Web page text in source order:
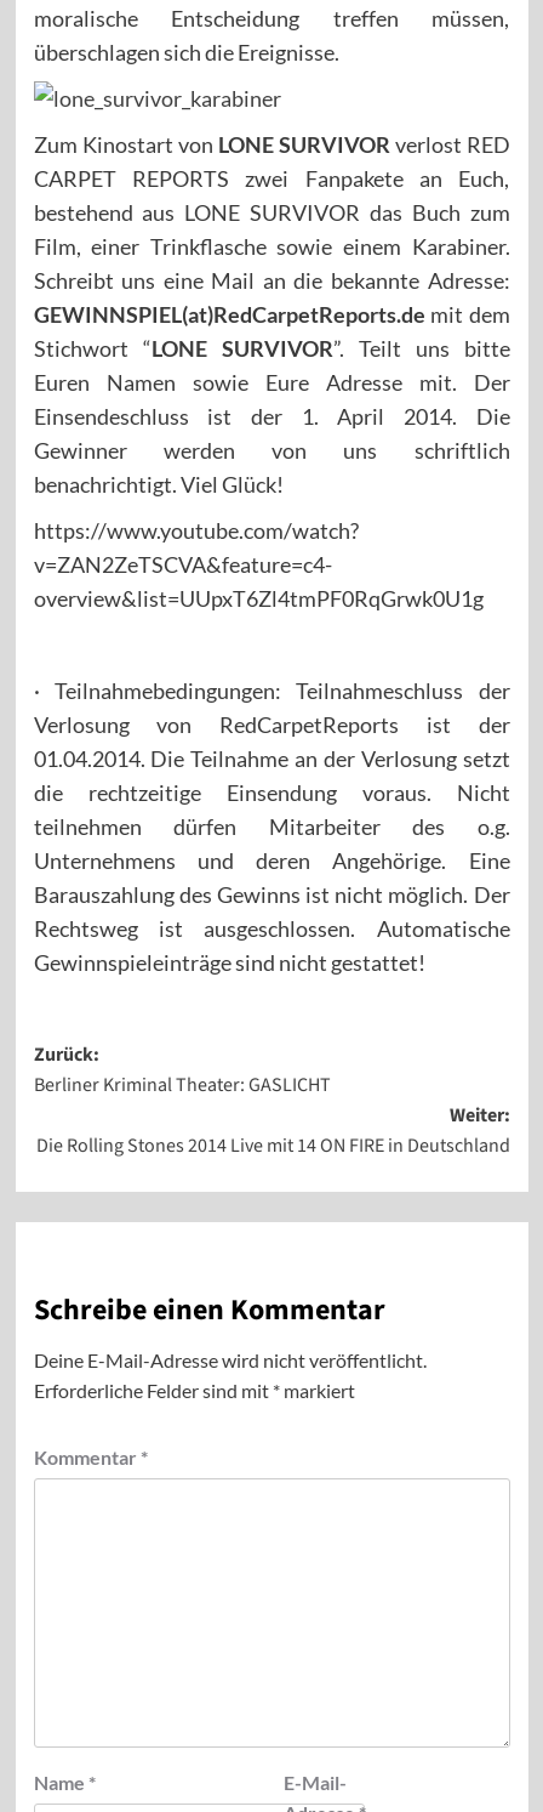
moralische Entscheidung treffen müssen,
überschlagen sich die Ereignisse.
Zum Kinostart von LONE SURVIVORverlost RED
CARPET REPORTS zwei Fanpakete an Euch,
bestehend aus LONE SURVIVOR das Buch zum
Film, einer Trinkflasche sowie einem Karabiner.
Schreibt uns eine Mail an die bekannte Adresse:
GEWINNSPIEL(at)RedCarpetReports.de mit dem
Stichwort “LONE SURVIVOR”. Teilt uns bitte
Euren Namen sowie Eure Adresse mit. Der
Einsendeschluss ist der 1. April 2014. Die
Gewinner werden von uns schriftlich
benachrichtigt. Viel Glück!
https://www.youtube.com/watch?
v=ZAN2ZeTSCVA&feature=c4-
overview&list=UUpxT6Zl4tmPF0RqGrwk0U1g
· Teilnahmebedingungen: Teilnahmeschluss der
Verlosung von RedCarpetReports ist der
01.04.2014. Die Teilnahme an der Verlosung setzt
die rechtzeitige Einsendung voraus. Nicht
teilnehmen dürfen Mitarbeiter des o.g.
Unternehmens und deren Angehörige. Eine
Barauszahlung des Gewinns ist nicht möglich. Der
Rechtsweg ist ausgeschlossen. Automatische
Gewinnspieleinträge sind nicht gestattet!
Beitragsnavigation
Zurück:
Berliner Kriminal Theater: GASLICHT
Weiter:
Die Rolling Stones 2014 Live mit 14 ON FIRE in Deutschland
Schreibe einen Kommentar
Deine E-Mail-Adresse wird nicht veröffentlicht.
Erforderliche Felder sind mit *markiert
Kommentar *
Name *
E-Mail-